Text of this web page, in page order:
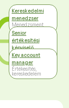
Kereskedelmi
menedzser
Menedzsment
Senior
értékesítési
képviselő
Értékesítés,
kereskedelem
Key account
manager
Értékesítés,
kereskedelem